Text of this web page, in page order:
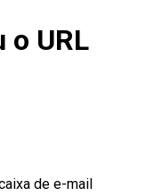
o URL
de e-mail